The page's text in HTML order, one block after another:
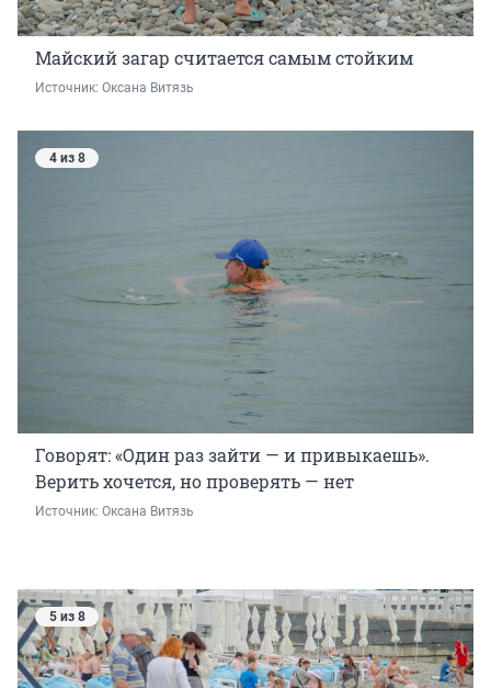
Майский загар считается самым стойким
Источник: Оксана Витязь
4 из 8
Говорят: «Один раз зайти — и привыкаешь».
Верить хочется, но проверять — нет
Источник: Оксана Витязь
5 из 8